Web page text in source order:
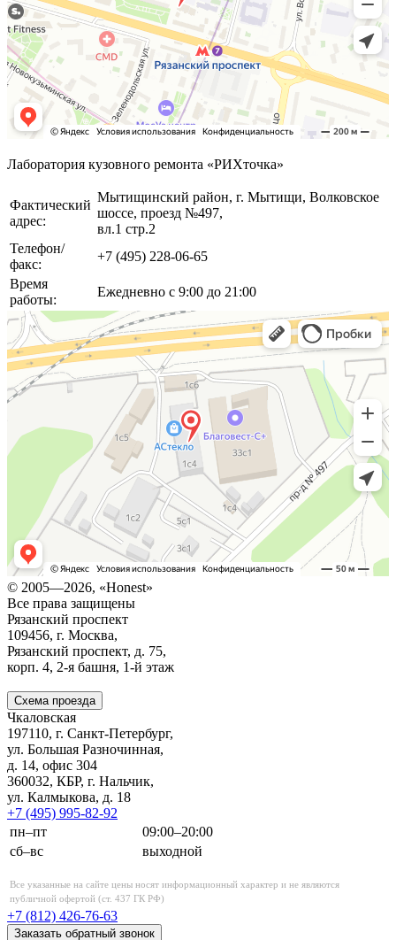
Лаборатория кузовного ремонта «РИХточка»
Фактический
адрес:
Мытищинский район, г. Мытищи, Волковское
шоссе, проезд №497,
вл.1 стр.2
Телефон/
факс:
+7 (495) 228-06-65
Время
работы:
Ежедневно с 9:00 до 21:00
© 2005—2026, «Honest»
Все права защищены
Рязанский проспект
109456, г. Москва,
Рязанский проспект, д. 75,
корп. 4, 2-я башня, 1-й этаж
Схема проезда
Чкаловская
197110, г. Санкт-Петербург,
ул. Большая Разночинная,
д. 14, офис 304
360032, КБР, г. Нальчик,
ул. Калмыкова, д. 18
+7 (495) 995-82-92
пн–пт
09:00–20:00
сб–вс
выходной
Все указанные на сайте цены носят информационный характер и не являются
публичной офертой (ст. 437 ГК РФ)
+7 (812) 426-76-63
Заказать обратный звонок